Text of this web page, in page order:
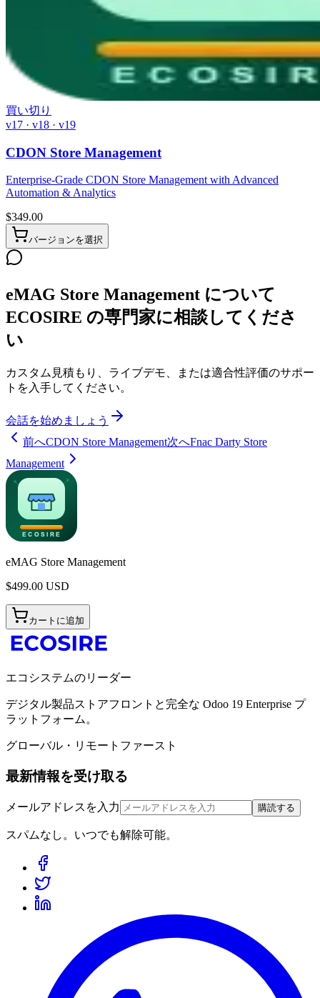
買い切り
v17 · v18 · v19
CDON Store Management
Enterprise-Grade CDON Store Management with Advanced
Automation & Analytics
$349.00
バージョンを選択
eMAG Store Management について
ECOSIRE の専門家に相談してくださ
い
カスタム見積もり、ライブデモ、または適合性評価のサポー
トを入手してください。
会話を始めましょう
前へCDON Store Management次へFnac Darty Store
Management
eMAG Store Management
$499.00 USD
カートに追加
エコシステムのリーダー
デジタル製品ストアフロントと完全な Odoo 19 Enterprise プ
ラットフォーム。
グローバル・リモートファースト
最新情報を受け取る
メールアドレスを入力 購読する
スパムなし。いつでも解除可能。